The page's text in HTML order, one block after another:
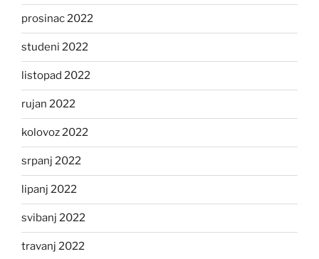
prosinac 2022
studeni 2022
listopad 2022
rujan 2022
kolovoz 2022
srpanj 2022
lipanj 2022
svibanj 2022
travanj 2022